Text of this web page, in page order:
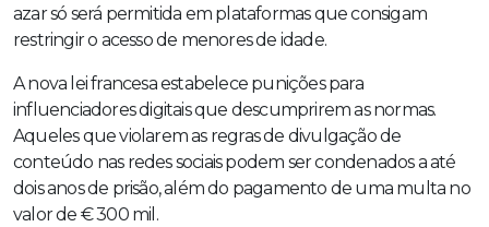
azar só será permitida em plataformas que consigam
restringir o acesso de menores de idade.
A nova lei francesa estabelece punições para
influenciadores digitais que descumprirem as normas.
Aqueles que violarem as regras de divulgação de
conteúdo nas redes sociais podem ser condenados a até
dois anos de prisão, além do pagamento de uma multa no
valor de € 300 mil.